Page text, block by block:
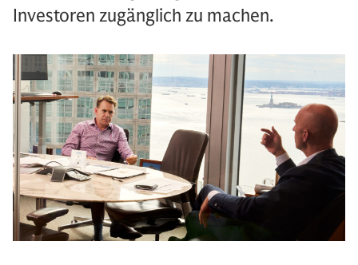
Investoren zugänglich zu machen.